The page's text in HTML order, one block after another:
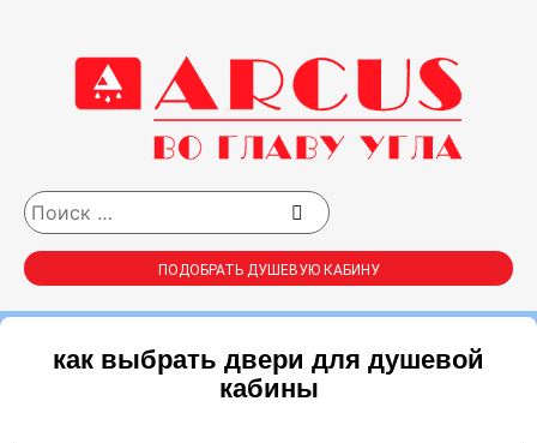
ПОДОБРАТЬ ДУШЕВУЮ КАБИНУ
как выбрать двери для душевой
кабины